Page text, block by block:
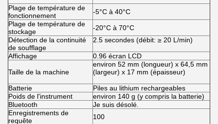
Plage de température de
fonctionnement
-5°C à 40°C
Plage de température de
stockage
-20°C à 70°C
Détection de la continuité
de soufflage
2.5 secondes (débit: ≥ 20 L/min)
Affichage 0.96 écran LCD
Taille de la machine
environ 52 mm (longueur) x 64,5 mm
(largeur) x 17 mm (épaisseur)
Batterie
Piles au lithium rechargeables
Poids de l'instrument
environ 140 g (y compris la batterie)
Bluetooth
Je suis désolé.
Enregistrements de
requête
100